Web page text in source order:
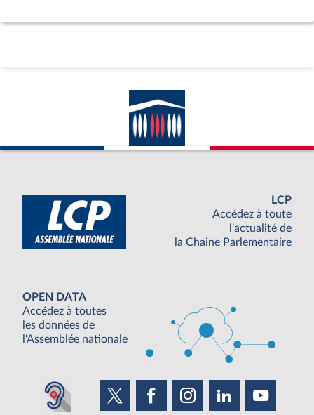
LCP
Accédez à toute
l'actualité de
la Chaine Parlementaire
OPEN DATA
Accédez à toutes
les données de
l'Assemblée nationale